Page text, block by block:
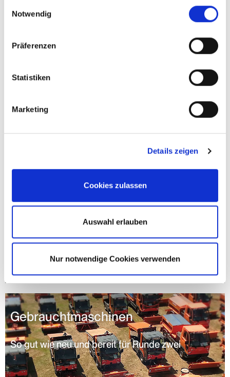
Notwendig
Präferenzen
Statistiken
Marketing
Details zeigen
Cookies zulassen
Auswahl erlauben
Nur notwendige Cookies verwenden
Service
Mit Servicequalität die Verfügbarkeit sichern
Mehr erfahren
Sinnvolle Alternativen zum Kauf
Mehr erfahren
Gebrauchtmaschinen
So gut wie neu und bereit für Runde zwei